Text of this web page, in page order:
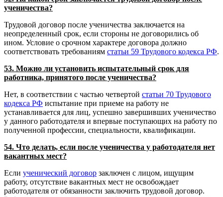
ученичества?
Трудовой договор после ученичества заключается на
неопределенный срок, если стороны не договорились об
ином. Условие о срочном характере договора должно
соответствовать требованиям статьи 59 Трудового кодекса РФ.
53. Можно ли установить испытательный срок для
работника, принятого после ученичества?
Нет, в соответствии с частью четвертой статьи 70 Трудового
кодекса РФ испытание при приеме на работу не
устанавливается для лиц, успешно завершивших ученичество
у данного работодателя и впервые поступающих на работу по
полученной профессии, специальности, квалификации.
54. Что делать, если после ученичества у работодателя нет
вакантных мест?
Если ученический договор заключен с лицом, ищущим
работу, отсутствие вакантных мест не освобождает
работодателя от обязанности заключить трудовой договор.